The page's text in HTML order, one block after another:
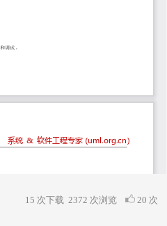
15 次下载 2372 次浏览 20 次